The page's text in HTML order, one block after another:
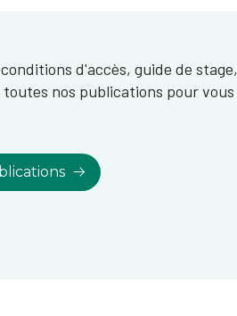
d'accès, guide de stage,
nos publications pour vous